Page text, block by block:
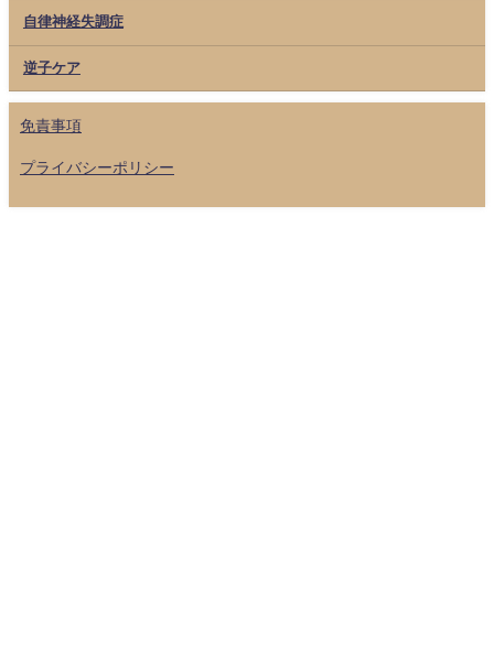
自律神経失調症
逆子ケア
免責事項
プライバシーポリシー